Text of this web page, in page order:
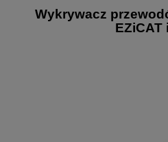
Wykrywacz
EZiCAT